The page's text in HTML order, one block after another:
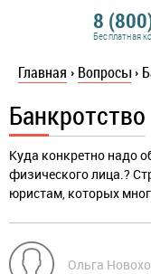
8
Бесплатная
Главная › Вопросы ›
Банкротство
Куда конкретно надо
физического лица.?
юристам, которых
Ольга